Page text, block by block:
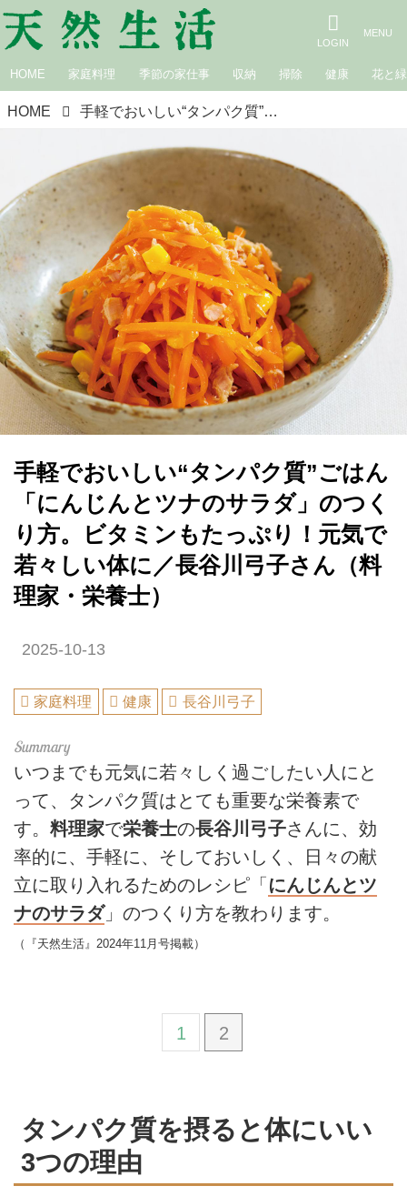
HOME 家庭料理 季節の家仕事 収納 掃除 健康 花と緑
HOME 手軽でおいしい“タンパク質”ごはん「にんじんとツナのサラダ」のつくり方。ビタミンもたっぷり！元気で若々しい体に／長谷川弓子さん（料理家・栄養士）
手軽でおいしい“タンパク質”ごはん
「にんじんとツナのサラダ」のつく
り方。ビタミンもたっぷり！元気で
若々しい体に／長谷川弓子さん（料
理家・栄養士）
2025-10-13
家庭料理 健康 長谷川弓子
いつまでも元気に若々しく過ごしたい人にと
って、タンパク質はとても重要な栄養素で
す。 料理家で栄養士の長谷川弓子さんに、効
率的に、手軽に、そしておいしく、日々の献
立に取り入れるためのレシピ「 にんじんとツ
ナのサラダ」のつくり方を教わります。
（『天然生活』2024年11月号掲載）
1 2
タンパク質を摂ると体にいい
3つの理由